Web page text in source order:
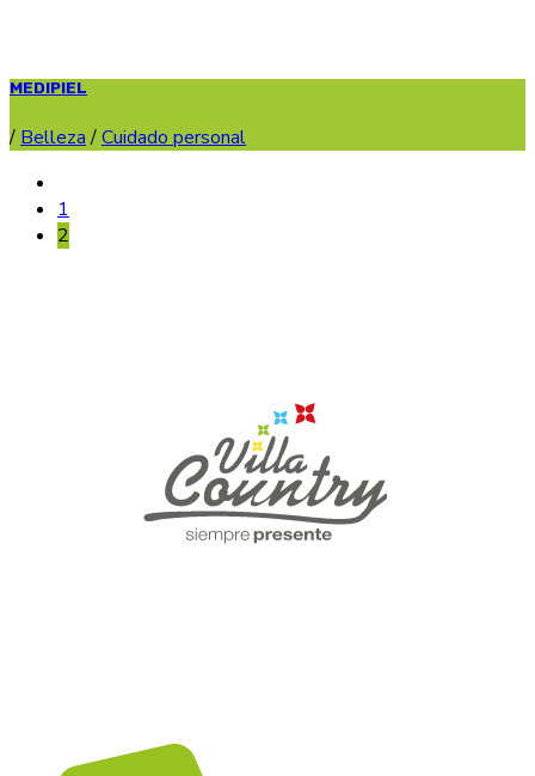
MEDIPIEL
/ Belleza/Cuidado personal
1
2